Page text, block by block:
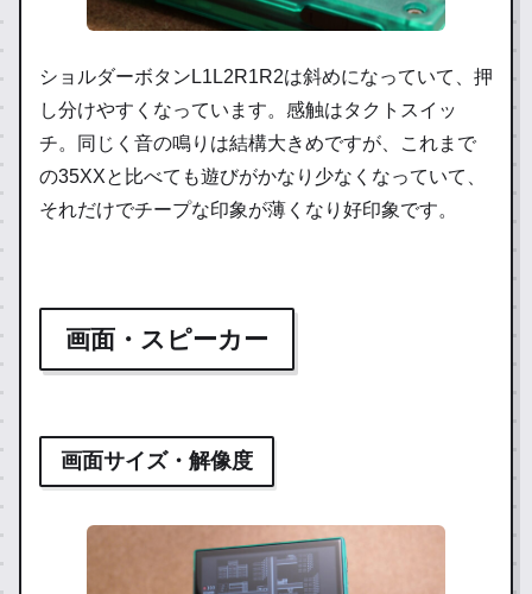
ショルダーボタンL1L2R1R2は斜めになっていて、押
し分けやすくなっています。感触はタクトスイッ
チ。同じく音の鳴りは結構大きめですが、これまで
の35XXと比べても遊びがかなり少なくなっていて、
それだけでチープな印象が薄くなり好印象です。
画面・スピーカー
画面サイズ・解像度